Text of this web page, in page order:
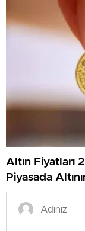
Altın Fiyatları
Piyasada